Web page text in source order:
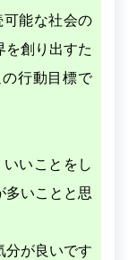
可能な社会の
を創り出すた
行動目標で
いことをし
多いことと思
分が良いです